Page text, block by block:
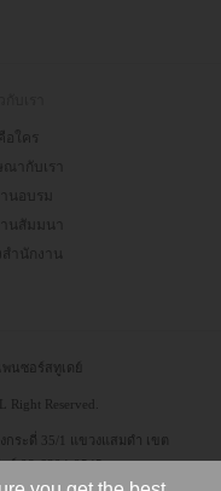
อใคร
ณากับเรา
านอบรม
านสัมมนา
สำนักงาน
นซอร์สทูเดย์
Reserved.
กระดี่ 35/1 แขวงแสมดำ เขต
ท์ 08-6304-9545